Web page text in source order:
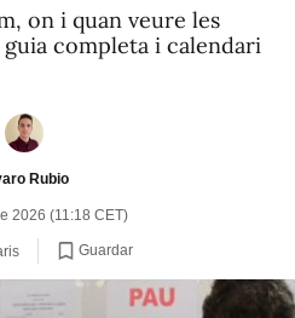
on i quan veure les
guia completa i calendari
Rubio
2026 (11:18 CET)
Guardar